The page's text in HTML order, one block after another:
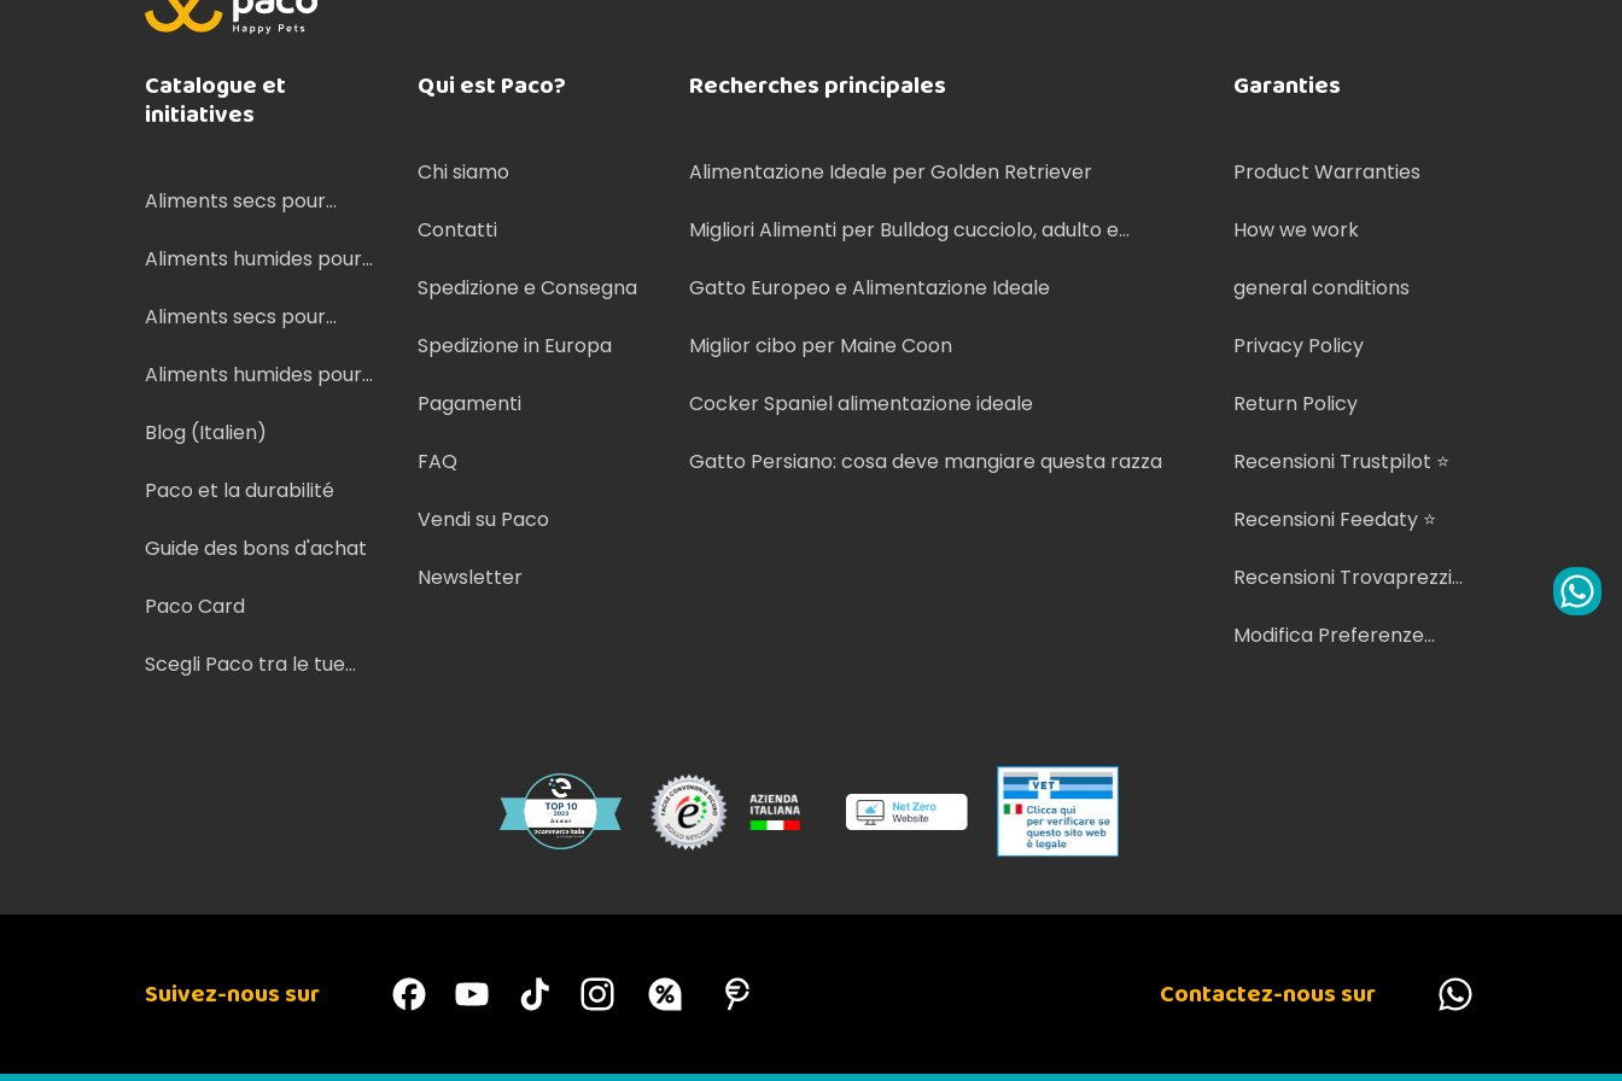
Catalogue et
initiatives
Aliments secs pour
Aliments humides pour
Aliments secs pour
Aliments humides pour
Blog (Italien)
Paco et la durabilité
Guide des bons d'achat
Paco Card
Scegli Paco tra le tue
Qui est Paco?
Chi siamo
Contatti
Spedizione e Consegna
Spedizione in Europa
Pagamenti
FAQ
Vendi su Paco
Newsletter
Recherches principales
Alimentazione Ideale per Golden Retriever
Migliori Alimenti per Bulldog cucciolo, adulto e
Gatto Europeo e Alimentazione Ideale
Miglior cibo per Maine Coon
Cocker Spaniel alimentazione ideale
Gatto Persiano: cosa deve mangiare questa razza
Garanties
Product Warranties
How we work
general conditions
Privacy Policy
Return Policy
Recensioni Trustpilot ⭐
Recensioni Feedaty ⭐
Recensioni Trovaprezzi
Modifica Preferenze
Suivez-nous sur Contactez-nous sur